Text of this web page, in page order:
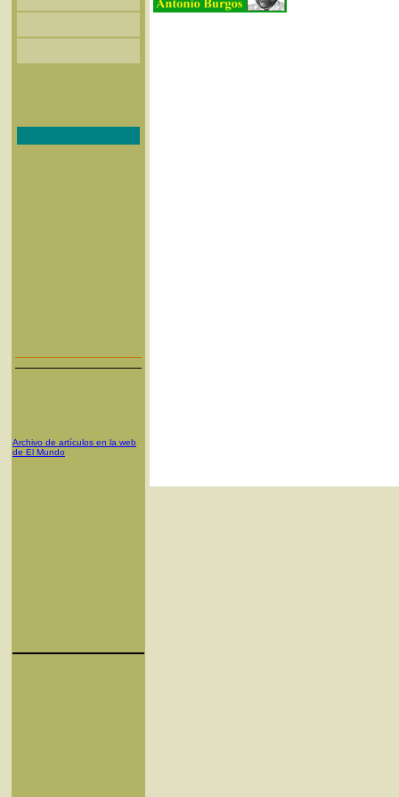
Archivo de artículos en la web
de El Mundo